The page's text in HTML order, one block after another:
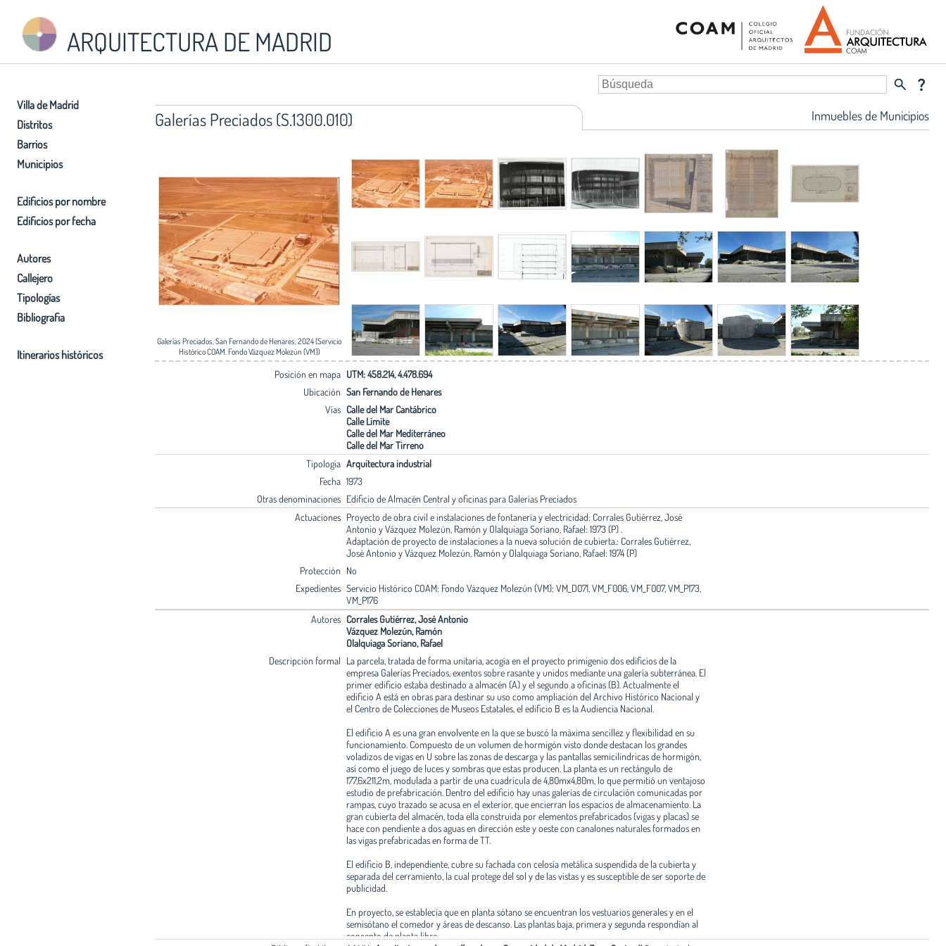
ARQUITECTURA DE MADRID
Villa de Madrid
Distritos
Barrios
Municipios
Edificios por nombre
Edificios por fecha
Autores
Callejero
Tipologías
Bibliografia
Itinerarios históricos
search question_mark
Galerías Preciados (S.1300.010) Inmuebles de Municipios
Galerías Preciados, San Fernando de Henares, 2024 (Servicio
Histórico COAM. Fondo Vázquez Molezún (VM))
Posición en mapa UTM: 458.214, 4.478.694
Ubicación San Fernando de Henares
Vías Calle del Mar Cantábrico
Calle Límite
Calle del Mar Mediterráneo
Calle del Mar Tirreno
Tipología Arquitectura industrial
Fecha 1973
Otras denominaciones Edificio de Almacén Central y oficinas para Galerías Preciados
Actuaciones Proyecto de obra civil e instalaciones de fontanería y electricidad: Corrales Gutiérrez, José
Antonio y Vázquez Molezún, Ramón y Olalquiaga Soriano, Rafael: 1973 (P) .
Adaptación de proyecto de instalaciones a la nueva solución de cubierta.: Corrales Gutiérrez,
José Antonio y Vázquez Molezún, Ramón y Olalquiaga Soriano, Rafael: 1974 (P)
Protección No
Expedientes Servicio Histórico COAM: Fondo Vázquez Molezún (VM): VM_D071, VM_F006, VM_F007, VM_P173,
VM_P176
Autores Corrales Gutiérrez, José Antonio
Vázquez Molezún, Ramón
Olalquiaga Soriano, Rafael
Descripción formal La parcela, tratada de forma unitaria, acogía en el proyecto primigenio dos edificios de la
empresa Galerías Preciados, exentos sobre rasante y unidos mediante una galería subterránea. El
primer edificio estaba destinado a almacén (A) y el segundo a oficinas (B). Actualmente el
edificio A está en obras para destinar su uso como ampliación del Archivo Histórico Nacional y
el Centro de Colecciones de Museos Estatales, el edificio B es la Audiencia Nacional.
El edificio A es una gran envolvente en la que se buscó la máxima sencillez y flexibilidad en su
funcionamiento. Compuesto de un volumen de hormigón visto donde destacan los grandes
voladizos de vigas en U sobre las zonas de descarga y las pantallas semicilíndricas de hormigón,
así como el juego de luces y sombras que estas producen. La planta es un rectángulo de
177,6x211,2m, modulada a partir de una cuadrícula de 4,80mx4,80m, lo que permitió un ventajoso
estudio de prefabricación. Dentro del edificio hay unas galerías de circulación comunicadas por
rampas, cuyo trazado se acusa en el exterior, que encierran los espacios de almacenamiento. La
gran cubierta del almacén, toda ella construida por elementos prefabricados (vigas y placas) se
hace con pendiente a dos aguas en dirección este y oeste con canalones naturales formados en
las vigas prefabricadas en forma de TT.
El edificio B, independiente, cubre su fachada con celosía metálica suspendida de la cubierta y
separada del cerramiento, la cual protege del sol y de las vistas y es susceptible de ser soporte de
publicidad.
En proyecto, se establecía que en planta sótano se encuentran los vestuarios generales y en el
semisótano el comedor y áreas de descanso. Las plantas baja, primera y segunda respondían al
concepto de planta libre.